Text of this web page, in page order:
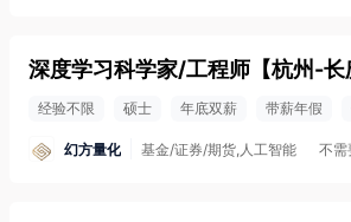
深度学习科学家/工程师 【杭州-长
经验不限 硕士 年底双薪 带薪年假
幻方量化 基金/证券/期货,人工智能 不需